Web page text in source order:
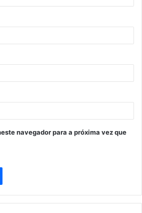
navegador para a próxima vez que